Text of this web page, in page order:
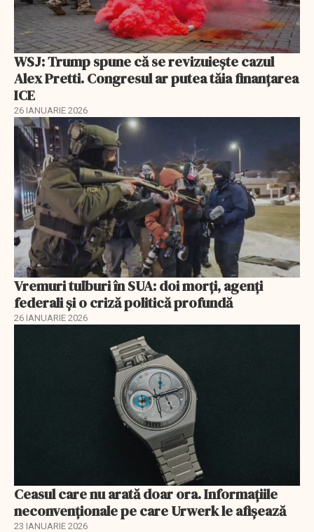
WSJ: Trump spune că se revizuiește cazul
Alex Pretti. Congresul ar putea tăia finanțarea
ICE
26 IANUARIE 2026
Vremuri tulburi în SUA: doi morți, agenți
federali și o criză politică profundă
26 IANUARIE 2026
Ceasul care nu arată doar ora. Informațiile
neconvenționale pe care Urwerk le afișează
23 IANUARIE 2026